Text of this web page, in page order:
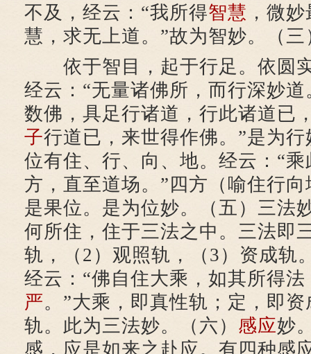
不及，经云：“我所得智慧 ，微
慧，求无上道。”故为智妙。（
依于智目，起于行足。依圆
经云：“无量诸佛所，而行深妙
数佛，具足行诸道，行此诸道已
子行道已，来世得作佛。”是为
位有住、行、向、地。经云：“
方，直至道场。”四方（喻住行
是果位。是为位妙。（五）三法
何所住，住于三法之中。三法即
轨，（2）观照轨，（3）资成轨
经云：“佛自住大乘，如其所得
严。”大乘，即真性轨；定，即
轨。此为三法妙。（六） 感应妙
感，应是如来之赴应。有四种感